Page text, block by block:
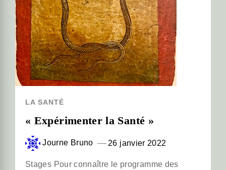
LA SANTÉ
« Expérimenter la Santé »
Journe Bruno 26 janvier 2022
Stages Pour connaître le programme des